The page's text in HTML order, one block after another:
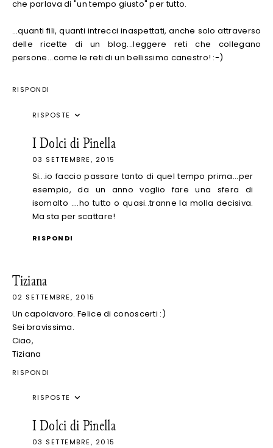
che parlava di "un tempo giusto" per tutto.
...quanti fili, quanti intrecci inaspettati, anche solo attraverso
delle ricette di un blog...leggere reti che collegano
persone...come le reti di un bellissimo canestro! :-)
RISPONDI
RISPOSTE
I Dolci di Pinella
03 SETTEMBRE, 2015
Si...io faccio passare tanto di quel tempo prima...per
esempio, da un anno voglio fare una sfera di
isomalto ....ho tutto o quasi..tranne la molla decisiva.
Ma sta per scattare!
RISPONDI
Tiziana
02 SETTEMBRE, 2015
Un capolavoro. Felice di conoscerti :)
Sei bravissima.
Ciao,
Tiziana
RISPONDI
RISPOSTE
I Dolci di Pinella
03 SETTEMBRE, 2015